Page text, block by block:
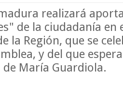
realizará
de la ciudadanía en
la Región, que se
y del que
María Guardiola.